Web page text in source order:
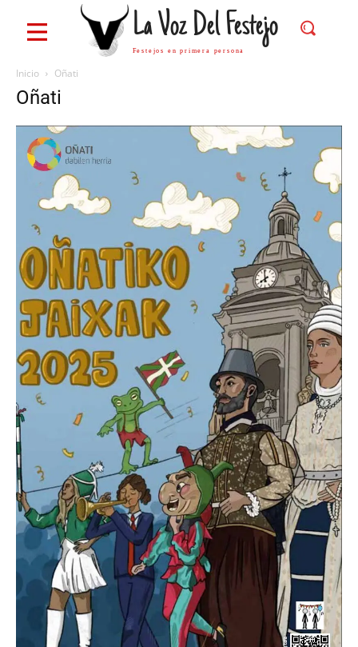
La Voz Del Festejo
Festejos en primera persona
Inicio Oñati
Oñati